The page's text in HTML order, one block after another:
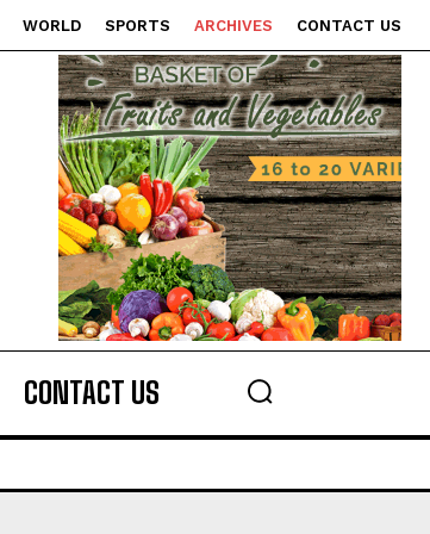
WORLD SPORTS ARCHIVES CONTACT US
CONTACT US